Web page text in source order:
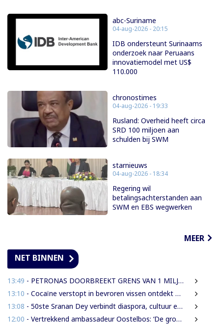
abc-Suriname
04-aug-2026 - 20:15
IDB ondersteunt Surinaams
onderzoek naar Peruaans
innovatiemodel met US$
110.000
chronostimes
04-aug-2026 - 19:33
Rusland: Overheid heeft circa
SRD 100 miljoen aan
schulden bij SWM
starnieuws
04-aug-2026 - 18:34
Regering wil
betalingsachterstanden aan
SWM en EBS wegwerken
MEER
NET BINNEN
13:49 - PETRONAS DOORBREEKT GRENS VAN 1 MILJARD VATEN IN BLOK 52 | WAT BETEKENT DEZE MIJLPAAL VOOR DE SURINAAMSE ECONOMIE?
13:10 - Cocaïne verstopt in bevroren vissen ontdekt bij douanecontrole
13:08 - 50ste Sranan Dey verbindt diaspora, cultuur en ondernemerschap in New York
12:00 - Vertrekkend ambassadeur Oostelbos: ‘De grootste rijkdom van Suriname zijn de mensen’